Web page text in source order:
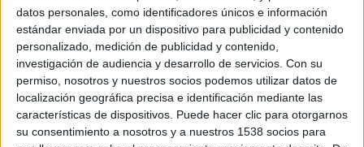
datos personales, como identificadores únicos e información
estándar enviada por un dispositivo para publicidad y contenido
personalizado, medición de publicidad y contenido,
investigación de audiencia y desarrollo de servicios. Con su
permiso, nosotros y nuestros socios podemos utilizar datos de
localización geográfica precisa e identificación mediante las
características de dispositivos. Puede hacer clic para otorgarnos
su consentimiento a nosotros y a nuestros 1538 socios para
dirección de correo electrónico o número de
teléfono) a cambio de contenido valioso,
información, investigación, una prueba gratuita,
un producto o cualquier otra cosa que pueda
desear o necesitar. Con el objetivo de diseñar
campañas exitosas en la generación deleads,
Taboolaha elaborado una guía con todos los